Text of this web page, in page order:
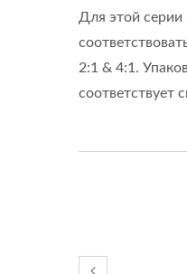
Для этой серии
2:1 & 4:1.
соответствует